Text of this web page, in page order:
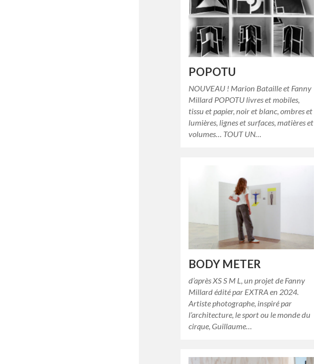
POPOTU
NOUVEAU ! Marion Bataille et Fanny
Millard POPOTU livres et mobiles,
tissu et papier, noir et blanc, ombres et
lumières, lignes et surfaces, matières et
volumes… TOUT UN…
BODY METER
d’après XS S M L, un projet de Fanny
Millard édité par EXTRA en 2024.
Artiste photographe, inspiré par
l’architecture, le sport ou le monde du
cirque, Guillaume…